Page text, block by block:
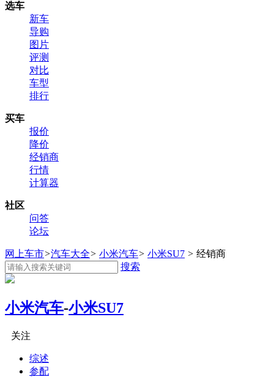
选车
新车
导购
图片
评测
对比
车型
排行
买车
报价
降价
经销商
行情
计算器
社区
问答
论坛
网上车市>汽车大全> 小米汽车> 小米SU7 > 经销商
搜索
小米汽车-小米SU7
关注
综述
参配